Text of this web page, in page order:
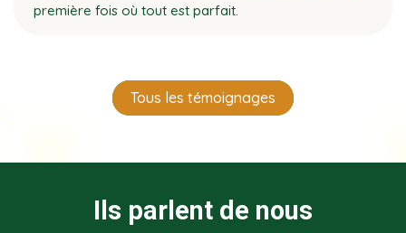
première fois où tout est parfait.
Tous les témoignages
Ils parlent de nous